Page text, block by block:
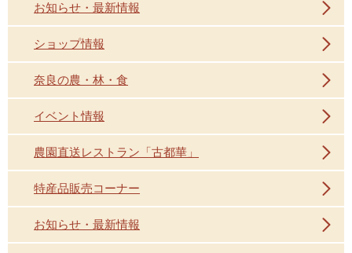
お知らせ・最新情報
ショップ情報
奈良の農・林・食
イベント情報
農園直送レストラン「古都華」
特産品販売コーナー
お知らせ・最新情報